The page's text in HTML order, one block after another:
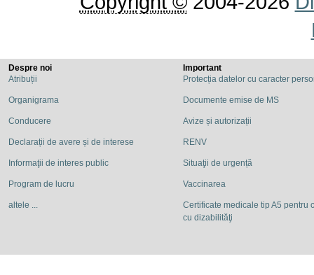
Despre noi
Atribuții
Organigrama
Conducere
Declarații de avere și de interese
Informaţii de interes public
Program de lucru
altele ...
Important
Protecția datelor cu caracter
Documente emise de MS
Avize și autorizații
RENV
Situaţii de urgență
Vaccinarea
Certificate medicale tip A5 pentru
cu dizabilităţi